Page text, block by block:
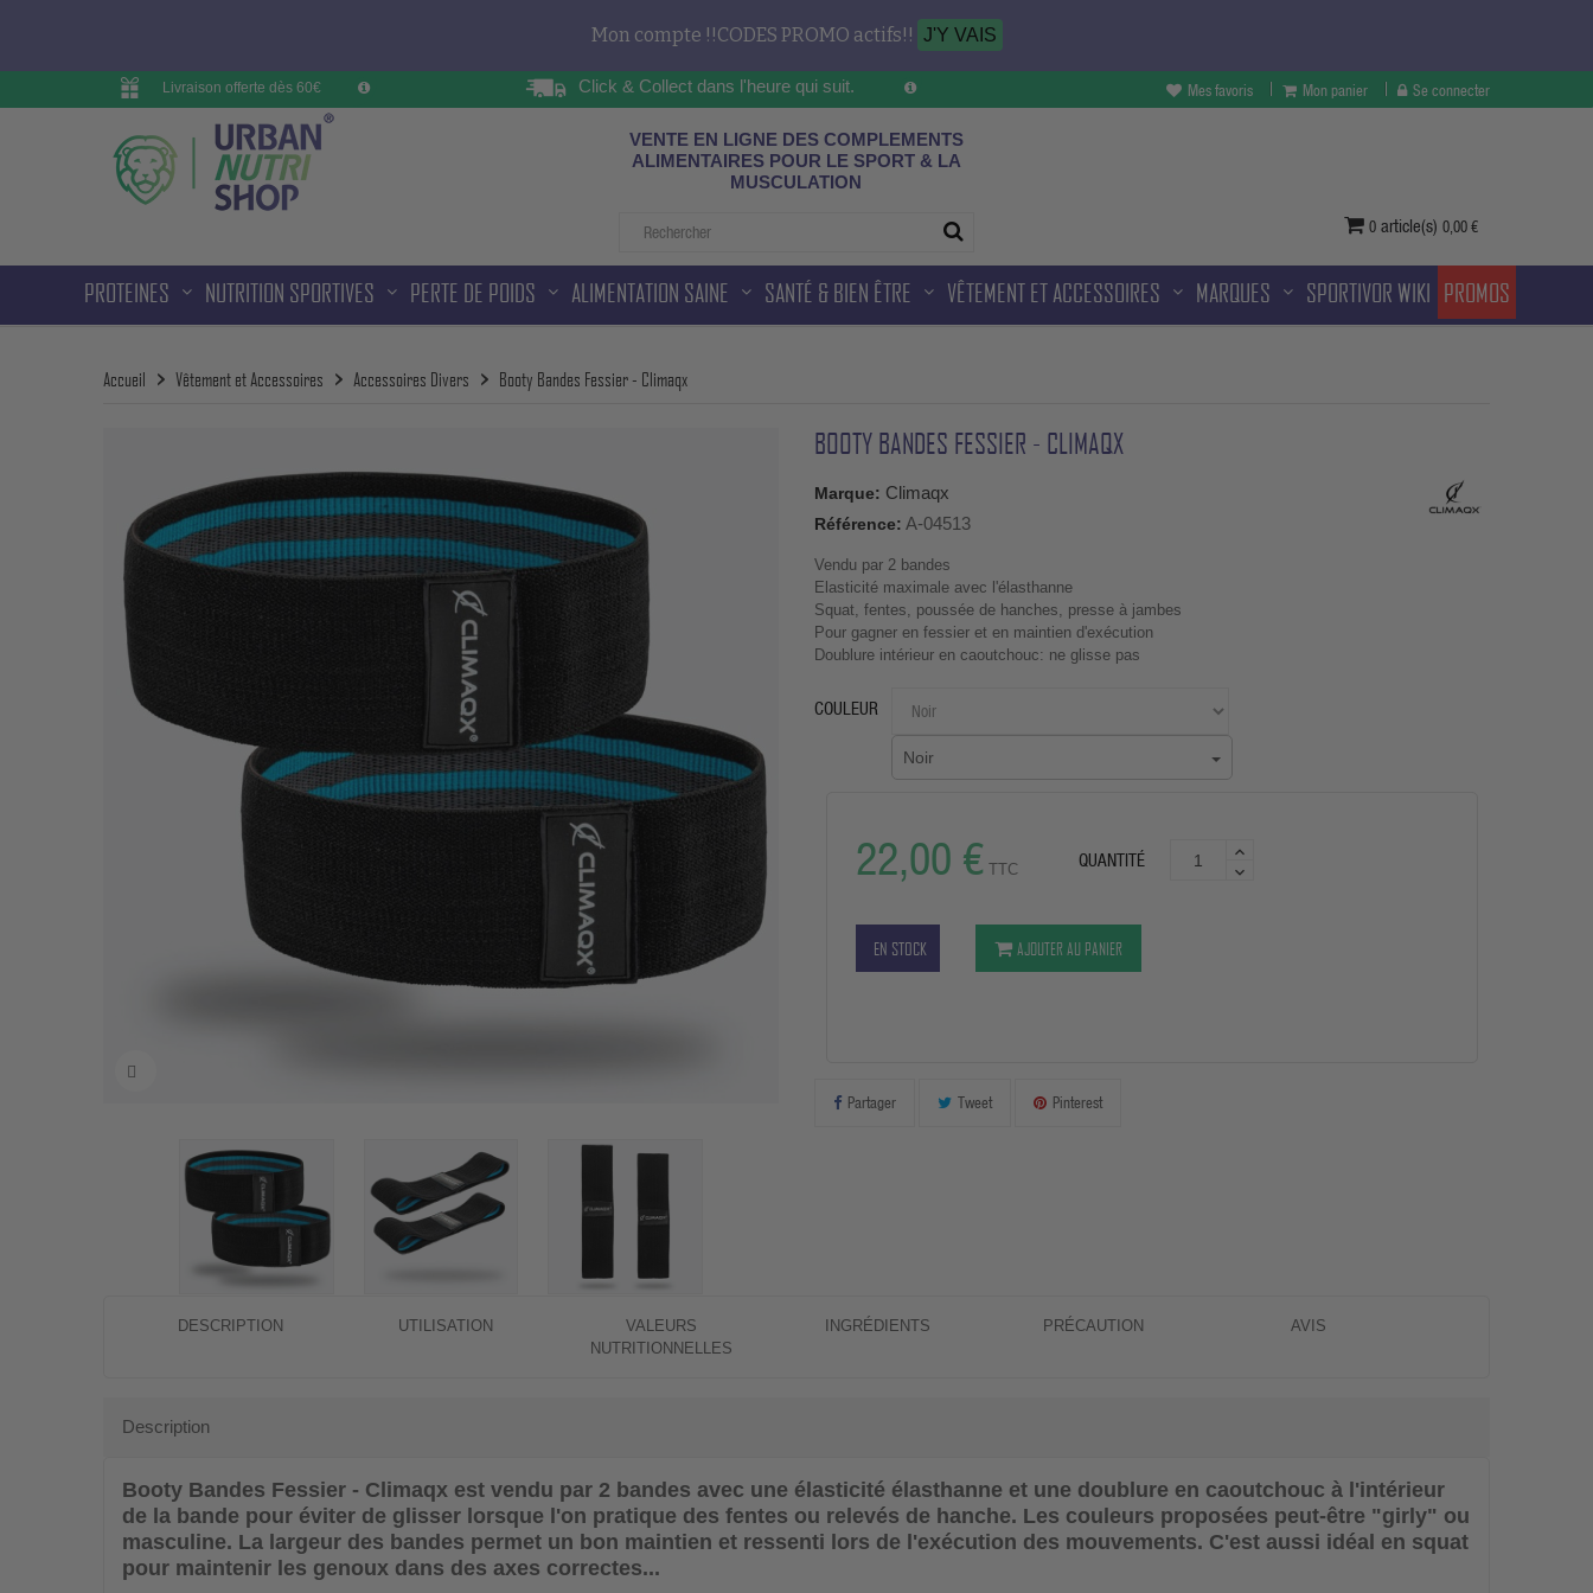
Mon compte !!CODES PROMO actifs!! J'Y VAIS
Livraison offerte dès 60€ Click & Collect dans l'heure qui suit.
Sur les horaires d'ouvertures à Melun et sans frais
additionnelle.
Mes favoris Mon panier Se connecter
VENTE EN LIGNE DES COMPLEMENTS
ALIMENTAIRES POUR LE SPORT & LA
MUSCULATION
0 article(s) 0,00 €
PROTEINES NUTRITION SPORTIVES PERTE DE POIDS ALIMENTATION SAINE SANTÉ & BIEN ÊTRE VÊTEMENT ET ACCESSOIRES MARQUES SPORTIVOR WIKI PROMOS
Accueil Vêtement et Accessoires Accessoires Divers Booty Bandes Fessier - Climaqx
BOOTY BANDES FESSIER - CLIMAQX
Marque: Climaqx
Référence: A-04513
Vendu par 2 bandes
Elasticité maximale avec l'élasthanne
Squat, fentes, poussée de hanches, presse à jambes
Pour gagner en fessier et en maintien d'exécution
Doublure intérieur en caoutchouc: ne glisse pas
COULEUR
Noir
22,00 € TTC QUANTITÉ
EN STOCK AJOUTER AU PANIER
Partager Tweet Pinterest
DESCRIPTION UTILISATION
VALEURS
NUTRITIONNELLES
INGRÉDIENTS PRÉCAUTION AVIS
Description
Booty Bandes Fessier - Climaqx est vendu par 2 bandes avec une élasticité élasthanne et une doublure en caoutchouc à l'intérieur
de la bande pour éviter de glisser lorsque l'on pratique des fentes ou relevés de hanche. Les couleurs proposées peut-être "girly" ou
masculine. La largeur des bandes permet un bon maintien et ressenti lors de l'exécution des mouvements. C'est aussi idéal en squat
pour maintenir les genoux dans des axes correctes...